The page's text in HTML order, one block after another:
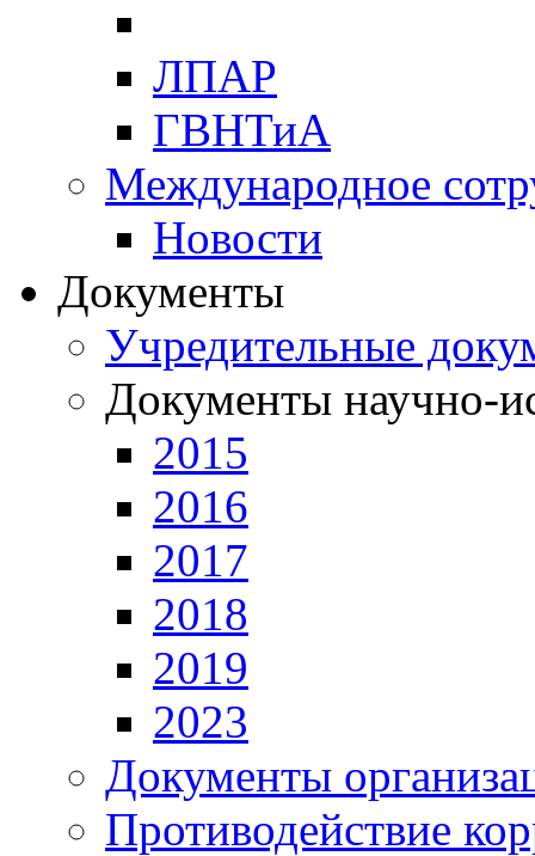
ЛПАР
ГВНТиА
Международное
Новости
Документы
Учредительные
Документы научно-
2015
2016
2017
2018
2019
2023
Документы
Противодействие